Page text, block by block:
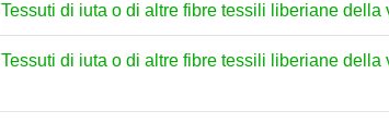
Tessuti di iuta o di altre fibre tessili liberiane della
Tessuti di iuta o di altre fibre tessili liberiane della